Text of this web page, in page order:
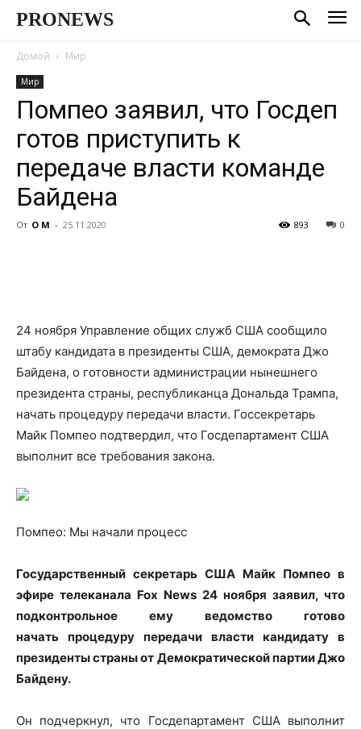
PRONEWS
Домой Мир
Мир
Помпео заявил, что Госдеп
готов приступить к
передаче власти команде
Байдена
От О М - 25.11.2020 0
893
24 ноября Управление общих служб США сообщило
штабу кандидата в президенты США, демократа Джо
Байдена, о готовности администрации нынешнего
президента страны, республиканца Дональда Трампа,
начать процедуру передачи власти. Госсекретарь
Майк Помпео подтвердил, что Госдепартамент США
выполнит все требования закона.
Помпео: Мы начали процесс
Государственный секретарь США Майк Помпео в
эфире телеканала Fox News 24 ноября заявил, что
подконтрольное ему ведомство готово
начать процедуру передачи власти кандидату в
президенты страны от Демократической партии Джо
Байдену.
Он подчеркнул, что Госдепартамент США выполнит